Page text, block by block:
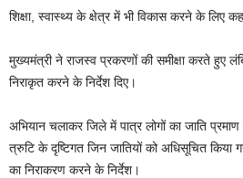
शिक्षा, स्वास्थ्य के क्षेत्र में भी विकास करने के लिए
मुख्यमंत्री ने राजस्व प्रकरणों की समीक्षा करते हुए
निराकृत करने के निर्देश दिए।
अभियान चलाकर जिले में पात्र लोगों का जाति
त्रुटि के दृष्टिगत जिन जातियों को अधिसूचित
का निराकरण करने के निर्देश।